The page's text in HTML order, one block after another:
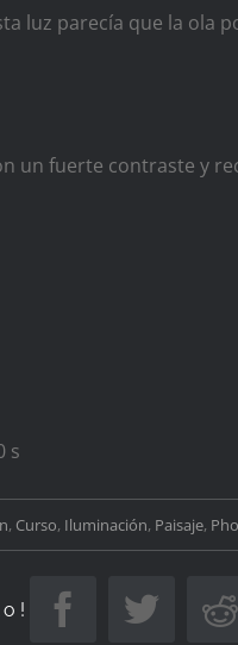
luz parecía que la ola
un fuerte contraste y
s
, Curso, Iluminación, Paisaje,
FacebookTwitter